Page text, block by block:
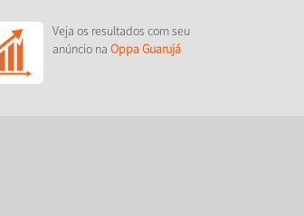
Veja os resultados com seu
anúncio na Oppa Guarujá